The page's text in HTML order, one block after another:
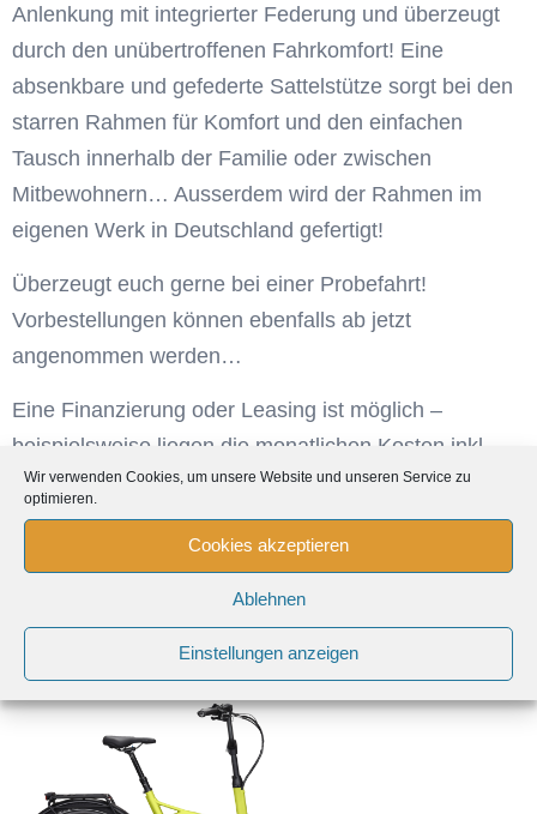
Wir verwenden Cookies, um unsere Website und unseren Service zu
optimieren.
Cookies akzeptieren
Ablehnen
Einstellungen anzeigen
Anlenkung mit integrierter Federung und überzeugt
durch den unübertroffenen Fahrkomfort! Eine
absenkbare und gefederte Sattelstütze sorgt bei den
starren Rahmen für Komfort und den einfachen
Tausch innerhalb der Familie oder zwischen
Mitbewohnern… Ausserdem wird der Rahmen im
eigenen Werk in Deutschland gefertigt!
Überzeugt euch gerne bei einer Probefahrt!
Vorbestellungen können ebenfalls ab jetzt
angenommen werden…
Eine Finanzierung oder Leasing ist möglich –
beispielsweise liegen die monatlichen Kosten inkl.
aller versicherungen/Inspektionen beiBIKELEASING
netto bei nur ca. 145,-€! Wir beraten euch gerne